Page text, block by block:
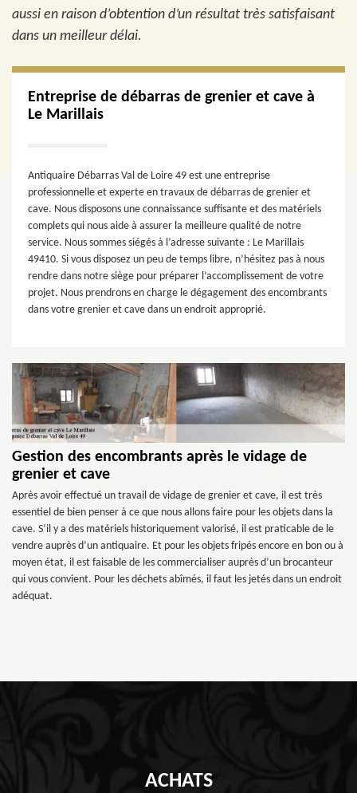
aussi en raison d’obtention d’un résultat très satisfaisant
dans un meilleur délai.
Entreprise de débarras de grenier et cave à
Le Marillais
Antiquaire Débarras Val de Loire 49 est une entreprise
professionnelle et experte en travaux de débarras de grenier et
cave. Nous disposons une connaissance suffisante et des matériels
complets qui nous aide à assurer la meilleure qualité de notre
service. Nous sommes siégés à l’adresse suivante : Le Marillais
49410. Si vous disposez un peu de temps libre, n’hésitez pas à nous
rendre dans notre siège pour préparer l’accomplissement de votre
projet. Nous prendrons en charge le dégagement des encombrants
dans votre grenier et cave dans un endroit approprié.
Gestion des encombrants après le vidage de
grenier et cave
Après avoir effectué un travail de vidage de grenier et cave, il est très
essentiel de bien penser à ce que nous allons faire pour les objets dans la
cave. S’il y a des matériels historiquement valorisé, il est praticable de le
vendre auprès d’un antiquaire. Et pour les objets fripés encore en bon ou à
moyen état, il est faisable de les commercialiser auprès d’un brocanteur
qui vous convient. Pour les déchets abîmés, il faut les jetés dans un endroit
adéquat.
ACHATS